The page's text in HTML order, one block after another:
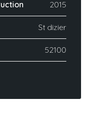
2015
St dizier
52100